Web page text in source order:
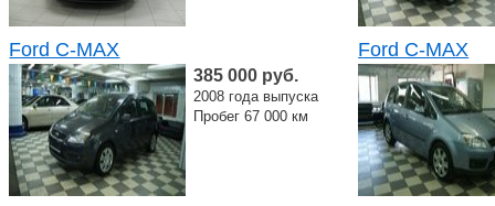
Ford C-MAX
385 000 руб.
2008 года выпуска
Пробег 67 000 км
Ford C-MAX